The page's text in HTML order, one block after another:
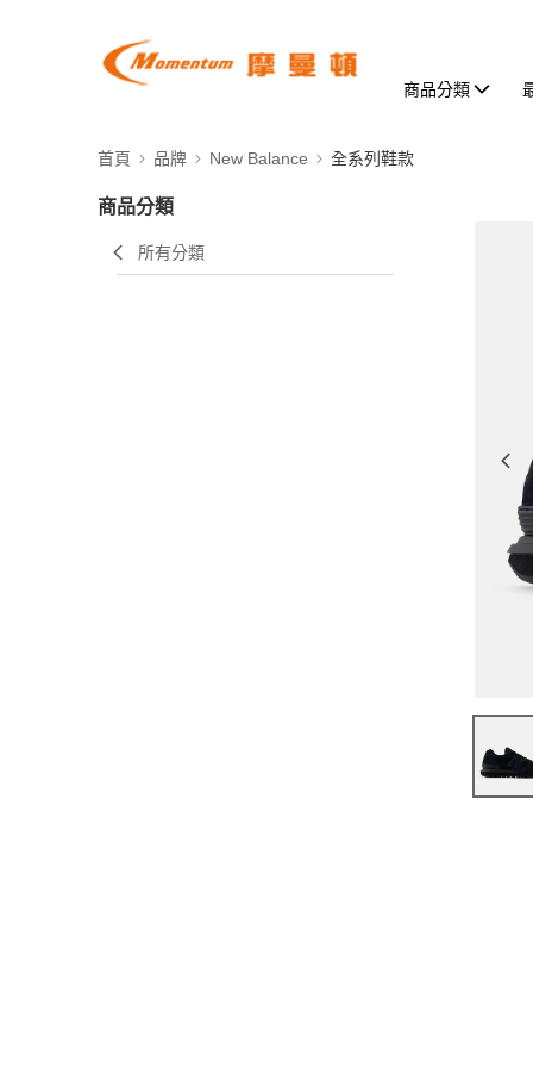
商品分類
首頁 品牌 New Balance 全系列鞋款
商品分類
所有分類